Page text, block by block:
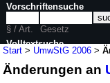
Start > UmwStG 2006 >
Änderungen an
Vorschriftensuche
§ / Art.
Gesetz
Volltextsuche
nur in UmwStG 2006